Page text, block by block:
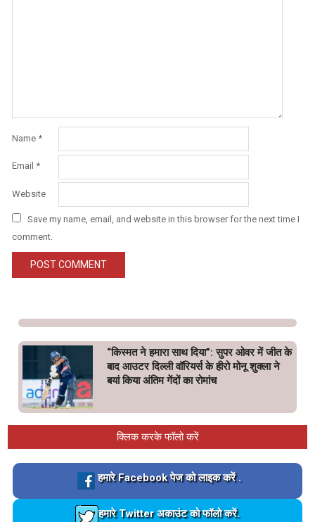
Name *
Email *
Website
Save my name, email, and website in this browser for the next time I
comment.
“किस्मत ने हमारा साथ दिया”: सुपर ओवर में जीत के
बाद आउटर दिल्ली वॉरियर्स के हीरो मोनू शुक्ला ने
बयां किया अंतिम गेंदों का रोमांच
क्लिक करके फॉलो करें
Loading…
हमारे Facebook पेज को लाइक करें .
Loading…
हमारे Twitter अकाउंट को फॉलो करें.